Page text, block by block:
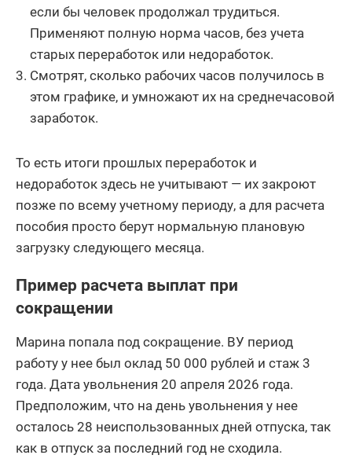
если бы человек продолжал трудиться.
Применяют полную норма часов, без учета
старых переработок или недоработок.
Смотрят, сколько рабочих часов получилось в
этом графике, и умножают их на среднечасовой
заработок.
То есть итоги прошлых переработок и
недоработок здесь не учитывают — их закроют
позже по всему учетному периоду, а для расчета
пособия просто берут нормальную плановую
загрузку следующего месяца.
Пример расчета выплат при
сокращении
Марина попала под сокращение. ВУ период
работу у нее был оклад 50 000 рублей и стаж 3
года. Дата увольнения 20 апреля 2026 года.
Предположим, что на день увольнения у нее
осталось 28 неиспользованных дней отпуска, так
как в отпуск за последний год не сходила.